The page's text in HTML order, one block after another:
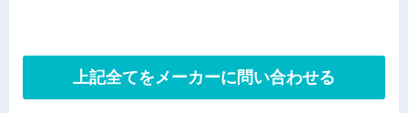
上記全てをメーカーに問い合わせる